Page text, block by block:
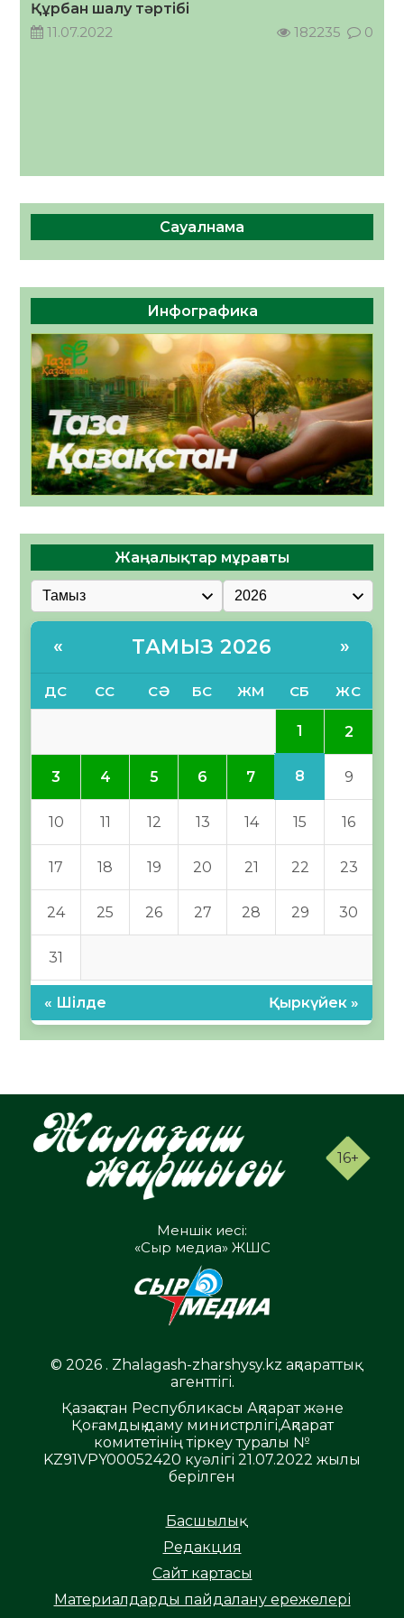
Құрбан шалу тәртібі
11.07.2022
182235 0
Сауалнама
Инфографика
Жаңалықтар мұрағаты
« ТАМЫЗ 2026 »
ДС СС СӘ БС ЖМ СБ ЖС
1 2
3 4 5 6 7 8 9
10 11 12 13 14 15 16
17 18 19 20 21 22 23
24 25 26 27 28 29 30
31
« Шілде Қыркүйек »
16+
Меншік иесі:
«Сыр медиа» ЖШС
© 2026 . Zhalagash-zharshysy.kz ақпараттық
агенттігі.
Қазақстан Республикасы Ақпарат және
Қоғамдық даму министрлігі,Ақпарат
комитетінің тіркеу туралы №
KZ91VPY00052420 куәлігі 21.07.2022 жылы
берілген
Басшылық
Редакция
Сайт картасы
Материалдарды пайдалану ережелері